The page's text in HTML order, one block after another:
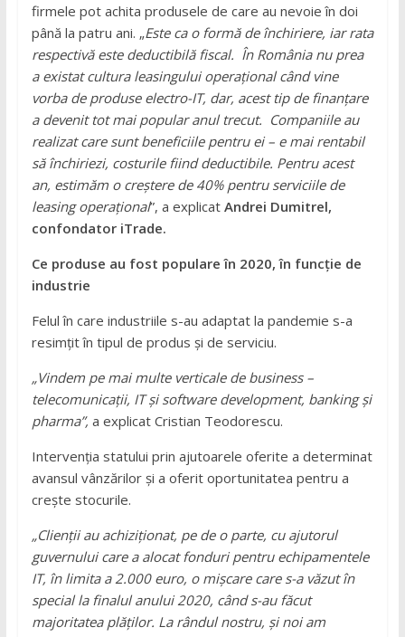
firmele pot achita produsele de care au nevoie în doi
până la patru ani. „Este ca o formă de închiriere, iar rata
respectivă este deductibilă fiscal. În România nu prea
a existatcultura leasingului operaționalcând vine
vorba de produse electro-IT, dar, acest tip de finanțare
a devenit tot mai popular anul trecut. Companiile au
realizat care suntbeneficiilepentru ei – e mai rentabil
să închiriezi, costurile fiind deductibile. Pentru acest
an, estimăm o creștere de 40% pentru serviciile de
leasing operațional”, a explicat Andrei Dumitrel,
confondator iTrade.
Ce produse au fost populare în 2020, în funcție de
industrie
Felul în care industriile s-au adaptat la pandemie s-a
resimțit în tipul de produs și de serviciu.
„Vindempe mai multe verticale de business –
telecomunicații, IT și software development, banking și
pharma”, a explicat Cristian Teodorescu.
Intervenția statului prin ajutoarele oferite a determinat
avansul vânzărilor și a oferit oportunitatea pentru a
crește stocurile.
„Clienții au achiziționat, pe de o parte, cu ajutorul
guvernului care a alocat fonduri pentru echipamentele
IT, în limita a 2.000 euro, o mișcare care s-a văzut în
special la finalul anului2020, când s-au făcut
majoritatea plăților. La rândul nostru, și noi am